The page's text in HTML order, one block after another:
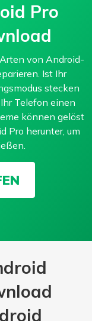
Pro
von Android-
Ist Ihr
stecken
Telefon einen
können gelöst
Pro herunter, um